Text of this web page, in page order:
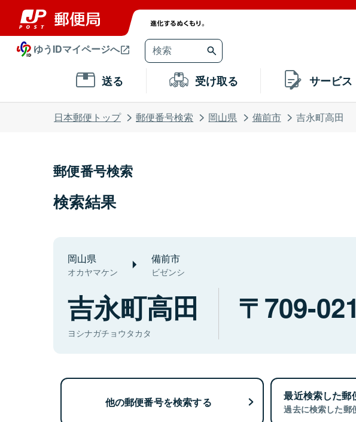
ゆうIDマイページへ
送る 受け取る サービス
日本郵便トップ 郵便番号検索 岡山県 備前市 吉永町高田
郵便番号検索
検索結果
岡山県
オカヤマケン
備前市
ビゼンシ
吉永町高田
ヨシナガチョウタカタ
709-
他の郵便番号を検索する 最近検索した郵
過去に検索した郵